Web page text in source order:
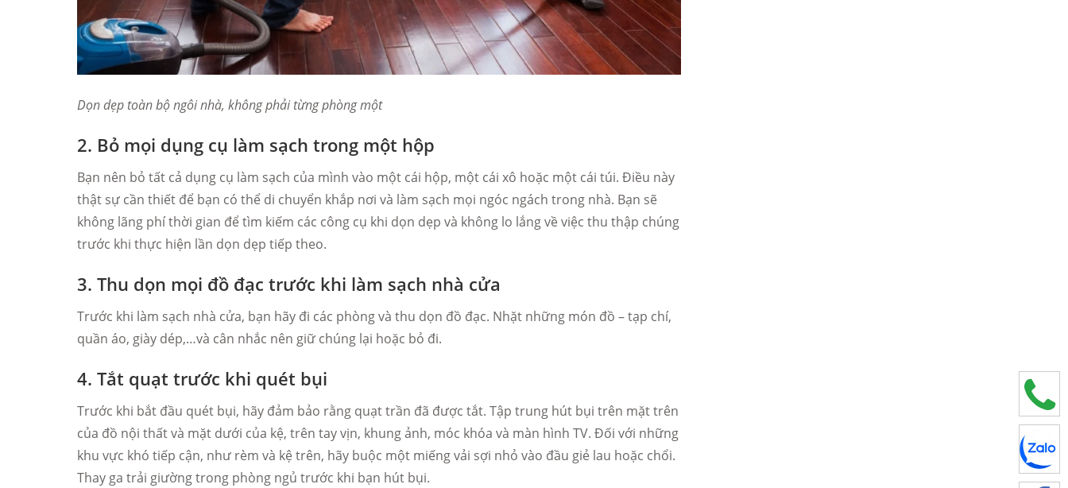
Dọn dẹp toàn bộ ngôi nhà, không phải từng phòng một
2. Bỏ mọi dụng cụ làm sạch trong một hộp
Bạn nên bỏ tất cả dụng cụ làm sạch của mình vào một cái hộp, một cái xô hoặc một cái túi. Điều này
thật sự cần thiết để bạn có thể di chuyển khắp nơi và làm sạch mọi ngóc ngách trong nhà. Bạn sẽ
không lãng phí thời gian để tìm kiếm các công cụ khi dọn dẹp và không lo lắng về việc thu thập chúng
trước khi thực hiện lần dọn dẹp tiếp theo.
3. Thu dọn mọi đồ đạc trước khi làm sạch nhà cửa
Trước khi làm sạch nhà cửa, bạn hãy đi các phòng và thu dọn đồ đạc. Nhặt những món đồ – tạp chí,
quần áo, giày dép,…và cân nhắc nên giữ chúng lại hoặc bỏ đi.
4. Tắt quạt trước khi quét bụi
Trước khi bắt đầu quét bụi, hãy đảm bảo rằng quạt trần đã được tắt. Tập trung hút bụi trên mặt trên
của đồ nội thất và mặt dưới của kệ, trên tay vịn, khung ảnh, móc khóa và màn hình TV. Đối với những
khu vực khó tiếp cận, như rèm và kệ trên, hãy buộc một miếng vải sợi nhỏ vào đầu giẻ lau hoặc chổi.
Thay ga trải giường trong phòng ngủ trước khi bạn hút bụi.